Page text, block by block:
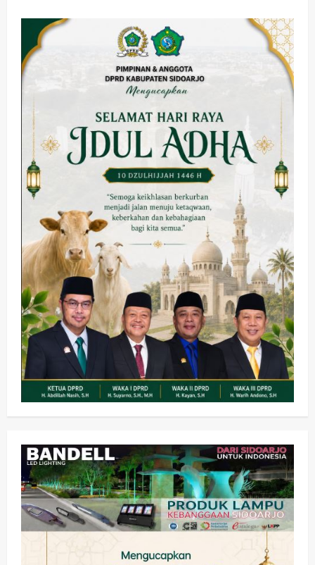
2
PANAS! Kalah Tender Proyek RSUD
Sibar Rp 9,9 M, Beranikah CV Tiga
Anugerah Utama Pertaruhkan
Jaminan Rp 100 Juta?
wartanusa 5 Agustus 2026
Olahraga
Adu Taktik di Atas Rumput Sintetis:
Memanaskan Mesin Menuju Piala